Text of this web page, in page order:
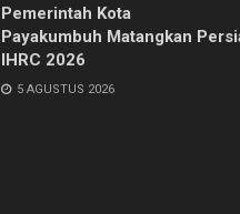
Pemerintah Kota
Payakumbuh Matangkan
IHRC 2026
5 AGUSTUS 2026